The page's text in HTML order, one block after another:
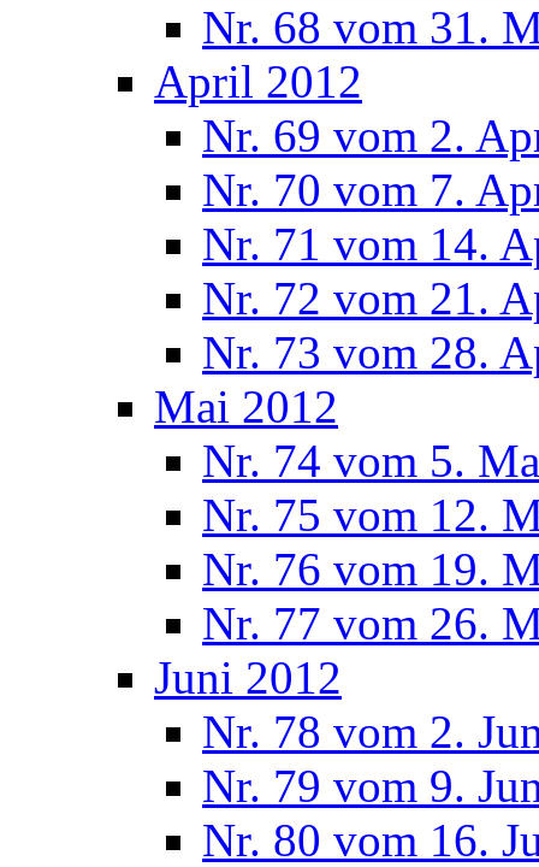
Nr. 68 vom 31.
April 2012
Nr. 69 vom 2.
Nr. 70 vom 7.
Nr. 71 vom 14.
Nr. 72 vom 21.
Nr. 73 vom 28.
Mai 2012
Nr. 74 vom 5.
Nr. 75 vom 12.
Nr. 76 vom 19.
Nr. 77 vom 26.
Juni 2012
Nr. 78 vom 2.
Nr. 79 vom 9.
Nr. 80 vom 16.